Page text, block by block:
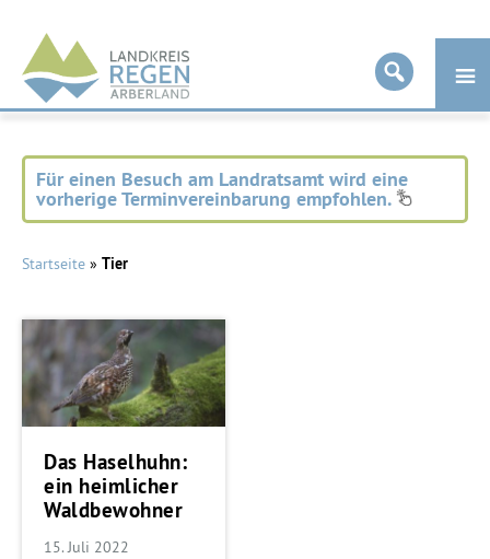
Landkreis
Regen
Für einen Besuch am Landratsamt wird eine
vorherige Terminvereinbarung empfohlen.
Startseite » Tier
Das Haselhuhn:
ein heimlicher
Waldbewohner
15. Juli 2022